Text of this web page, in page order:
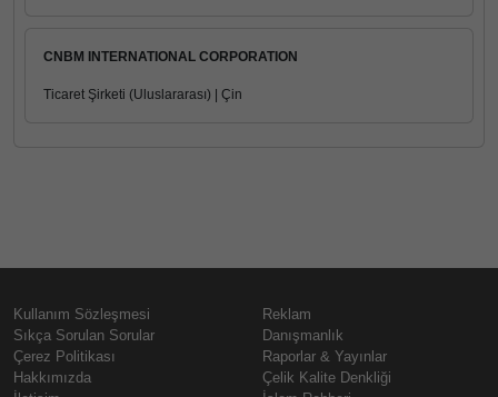
CNBM INTERNATIONAL CORPORATION
Ticaret Şirketi (Uluslararası) | Çin
Kullanım Sözleşmesi
Sıkça Sorulan Sorular
Çerez Politikası
Hakkımızda
Reklam
Danışmanlık
Raporlar & Yayınlar
Çelik Kalite Denkliği